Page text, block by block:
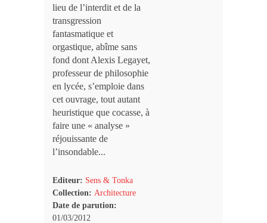
lieu de l’interdit et de la
transgression
fantasmatique et
orgastique, abîme sans
fond dont Alexis Legayet,
professeur de philosophie
en lycée, s’emploie dans
cet ouvrage, tout autant
heuristique que cocasse, à
faire une « analyse »
réjouissante de
l’insondable...
Editeur: Sens & Tonka
Collection: Architecture
Date de parution:
01/03/2012